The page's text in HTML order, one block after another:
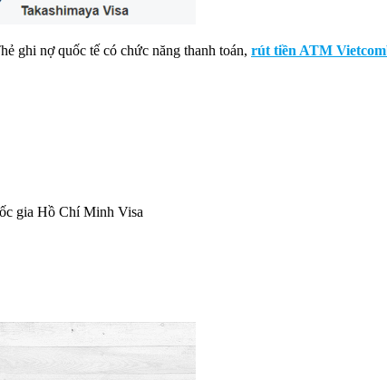
ghi nợ quốc tế có chức năng thanh toán, rút tiền ATM
gia Hồ Chí Minh Visa